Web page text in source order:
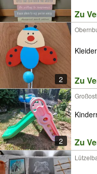
Zu
2 Zu
2 Zu